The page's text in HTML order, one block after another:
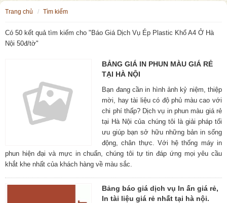
trang chủ tìm kiếm
Có 50 kết quả tìm kiếm cho " Báo Giá Dịch Vụ Ép Plastic Khổ A4 Ở Hà
Nội 50đ/tờ"
BẢNG GIÁ IN PHUN MÀU GIÁ RẺ
TẠI HÀ NỘI
Bạn đang cần in hình ảnh kỷ niệm, thiệp
mời, hay tài liệu có độ phủ màu cao với
chi phí thấp? Dịch vụ in phun màu giá rẻ
tại Hà Nội của chúng tôi là giải pháp tối
ưu giúp bạn sở hữu những bản in sống
động, chân thực. Với hệ thống máy in
phun hiện đại và mực in chuẩn, chúng tôi tự tin đáp ứng mọi yêu cầu
khắt khe nhất của khách hàng về màu sắc.
Bảng báo giá dịch vụ In ấn giá rẻ,
In tài liệu giá rẻ nhất tại hà nội.